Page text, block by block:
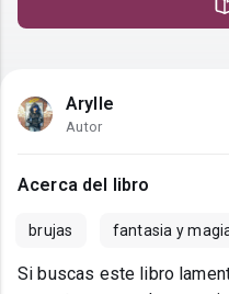
Arylle
Autor
Acerca del libro
brujas fantasia y
Si buscas este libro